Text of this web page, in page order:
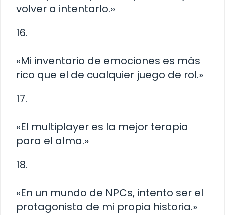
volver a intentarlo.»
16.
«Mi inventario de emociones es más
rico que el de cualquier juego de rol.»
17.
«El multiplayer es la mejor terapia
para el alma.»
18.
«En un mundo de NPCs, intento ser el
protagonista de mi propia historia.»